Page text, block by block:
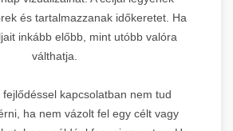
és tartalmazzanak időkeretet. Ha
inkább előbb, mint utóbb valóra
válthatja.
fejlődéssel kapcsolatban nem tud
ha nem vázolt fel egy célt vagy